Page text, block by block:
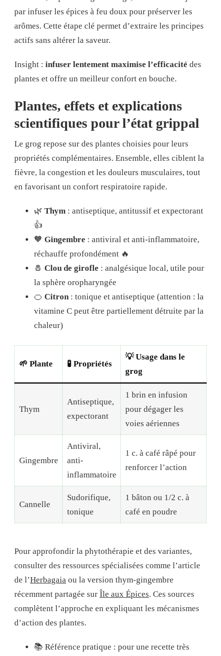
par infuser les épices à feu doux pour préserver les
arômes. Cette étape clé permet d’extraire les principes
actifs sans altérer la saveur.
Insight : infuser lentement maximise l’efficacité des
plantes et offre un meilleur confort en bouche.
Plantes, effets et explications
scientifiques pour l’état grippal
Le grog repose sur des plantes choisies pour leurs
propriétés complémentaires. Ensemble, elles ciblent la
fièvre, la congestion et les douleurs musculaires, tout
en favorisant un confort respiratoire rapide.
🌿 Thym : antiseptique, antitussif et expectorant
👍
🧡 Gingembre : antiviral et anti-inflammatoire,
réchauffe profondément 🔥
🧂 Clou de girofle : analgésique local, utile pour
la sphère oropharyngée
🍊 Citron: tonique et antiseptique (attention : la
vitamine C peut être partiellement détruite par la
chaleur)
🌱 Plante 🧪 Propriétés
💡 Usage dans le
grog
Thym
Antiseptique,
expectorant
1 brin en infusion
pour dégager les
voies aériennes
Gingembre
Antiviral,
anti-
inflammatoire
1 c. à café râpé pour
renforcer l’action
Cannelle
Sudorifique,
tonique
1 bâton ou 1/2 c. à
café en poudre
Pour approfondir la phytothérapie et des variantes,
consulter des ressources spécialisées comme l’article
de l’Herbagaia ou la version thym-gingembre
récemment partagée sur Île aux Épices. Ces sources
complètent l’approche en expliquant les mécanismes
d’action des plantes.
📚 Référence pratique : pour une recette très